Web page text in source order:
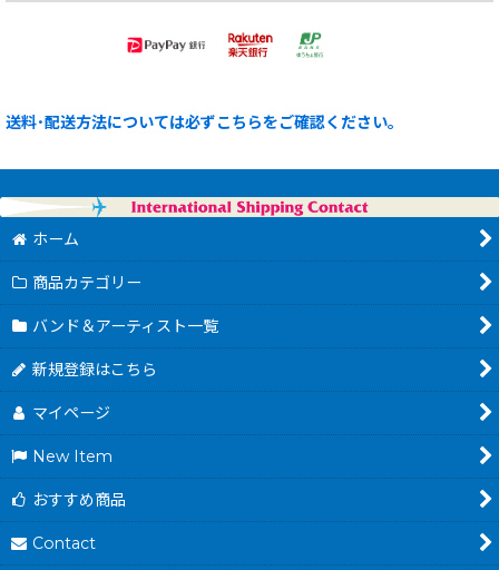
送料･配送方法については必ずこちらをご確認ください。
ホーム
商品カテゴリー
バンド＆アーティスト一覧
新規登録はこちら
マイページ
New Item
おすすめ商品
Contact